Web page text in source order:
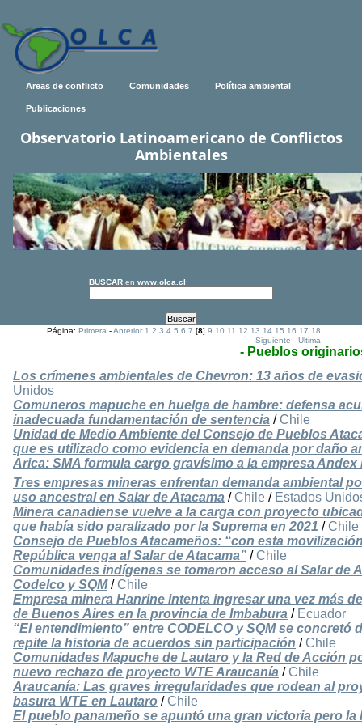
Areas de conflicto Comunidades Política ambiental
Publicaciones
Observatorio Latinoamericano de Conflictos
Ambientales
BUSCAR en www.olca.cl
Página:Primera -Anterior 1 2 3 4 5 6 7 [8]9 10 11 12 13 14 15 16 17 18
Siguiente -Ultima
- Pueblos
Los crímenes ambientales de Chevron: 13 años de
Unidos
Comuneros mapuche en huelga de hambre: defensa
inadecuada fundamentación de sentencia / Chile
Unidad de Medio Ambiente del Consejo de Pueblos
que es utilizado como evidencia en demanda por daño
Arica: SMA formula cargo gravísimo a la empresa Andex
Tres empresas mineras enfrentan demanda ambiental
uso ancestral en Salar de Atacama / Chile / Estados
Minera canadiense vuelve a la carga con proyecto
que había sido paralizado por la Suprema en 2021 / Chile
Consejo de Pueblos Atacameños: “con esta
República venga al Salar de Atacama” / Chile
Comunidades indígenas se tomaron acceso al Salar de
Codelco y SQM/ Chile
Empresa minera Hanrine intenta ingresar una vez más
de Buenos Aires en la provincia de Imbabura / Ecuador
“El entendimiento” entre CODELCO y SQM se concretó
repite la historia de acuerdos sin participación / Chile
Comunidades Mapuche de Lautaro y la Red de Acción
nuevo rechazo de proyecto WTE Araucanía / Chile
Araucanía: Las graves irregularidades que rodean al
basura WTE en Lautaro / Chile
El pueblo panameño se apuntó una gran victoria pero la